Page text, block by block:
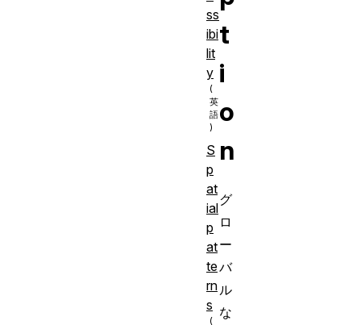
t
i
o
n
グ
ロ
ー
バ
ル
な
ss
ibi
lit
y
S
p
at
ial
p
at
te
rn
s